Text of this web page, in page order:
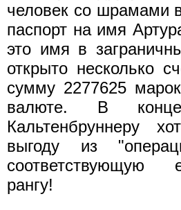
человек со шрамами
паспорт на имя
это имя в
открыто несколько
сумму 2277625
валюте. В
Кальтенбруннеру
выгоду из
соответствующую
рангу!